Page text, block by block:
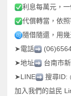
利息每萬元，一
代償轉當，依
隨借隨還，用幾
➤電話
➤地址 台南市
➤LINE 搜尋ID:
加入我們的益民